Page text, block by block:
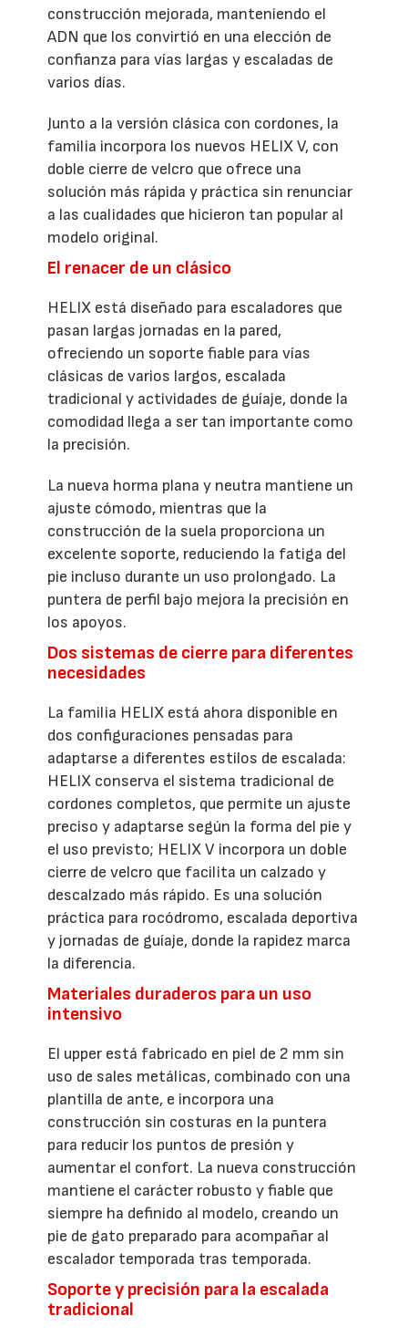
construcción mejorada, manteniendo el
ADN que los convirtió en una elección de
confianza para vías largas y escaladas de
varios días.
Junto a la versión clásica con cordones, la
familia incorpora los nuevos HELIX V, con
doble cierre de velcro que ofrece una
solución más rápida y práctica sin renunciar
a las cualidades que hicieron tan popular al
modelo original.
El renacer de un clásico
HELIX está diseñado para escaladores que
pasan largas jornadas en la pared,
ofreciendo un soporte fiable para vías
clásicas de varios largos, escalada
tradicional y actividades de guíaje, donde la
comodidad llega a ser tan importante como
la precisión.
La nueva horma plana y neutra mantiene un
ajuste cómodo, mientras que la
construcción de la suela proporciona un
excelente soporte, reduciendo la fatiga del
pie incluso durante un uso prolongado. La
puntera de perfil bajo mejora la precisión en
los apoyos.
Dos sistemas de cierre para diferentes
necesidades
La familia HELIX está ahora disponible en
dos configuraciones pensadas para
adaptarse a diferentes estilos de escalada:
HELIX conserva el sistema tradicional de
cordones completos, que permite un ajuste
preciso y adaptarse según la forma del pie y
el uso previsto; HELIX V incorpora un doble
cierre de velcro que facilita un calzado y
descalzado más rápido. Es una solución
práctica para rocódromo, escalada deportiva
y jornadas de guíaje, donde la rapidez marca
la diferencia.
Materiales duraderos para un uso
intensivo
El upper está fabricado en piel de 2 mm sin
uso de sales metálicas, combinado con una
plantilla de ante, e incorpora una
construcción sin costuras en la puntera
para reducir los puntos de presión y
aumentar el confort. La nueva construcción
mantiene el carácter robusto y fiable que
siempre ha definido al modelo, creando un
pie de gato preparado para acompañar al
escalador temporada tras temporada.
Soporte y precisión para la escalada
tradicional